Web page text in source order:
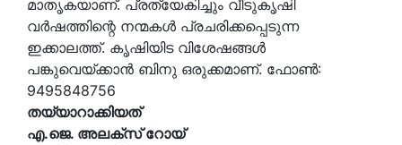
മാതൃകയാണ്. പ്രത്യേകിച്ചും വീടുകൃഷി
വര്‍ഷത്തിന്റെ നന്മകള്‍ പ്രചരിക്കപ്പെടുന്ന
ഇക്കാലത്ത്. കൃഷിയിട വിശേഷങ്ങള്‍
പങ്കുവെയ്ക്കാന്‍ ബിനു ഒരുക്കമാണ്. ഫോണ്‍:
9495848756
തയ്യാറാക്കിയത്
എ.ജെ. അലക്‌സ് റോയ്